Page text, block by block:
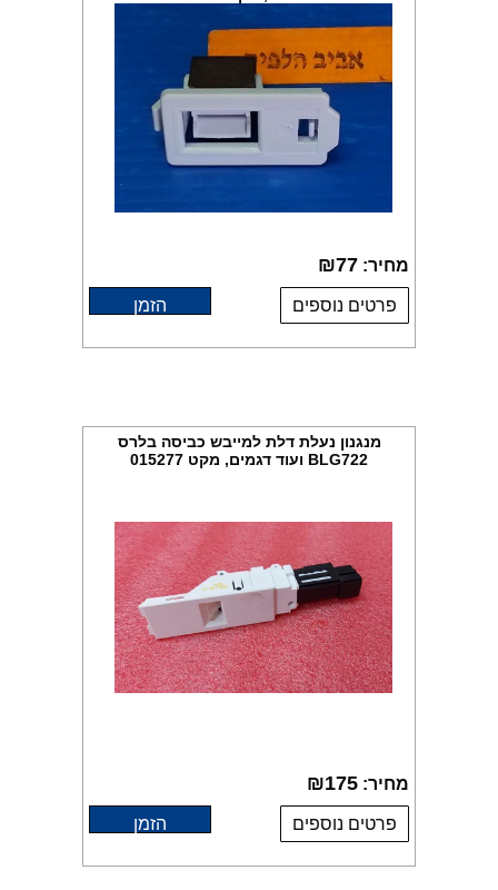
מחיר: ₪77
פרטים נוספים הזמן
מנגנון נעלת דלת למייבש כביסה בלרס
BLG722 ועוד דגמים, מקט 015277
מחיר: ₪175
פרטים נוספים הזמן